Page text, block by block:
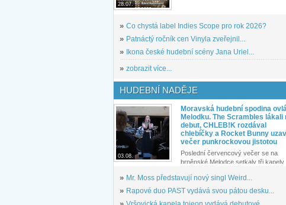
28.07.
» Co chystá label Indies Scope pro rok 2026?
» Patnáctý ročník cen Vinyla zveřejnil...
»
Ikona české hudební scény Jana Uriel...
» zobrazit více...
HUDEBNÍ NADĚJE
03.08.
Moravská hudební spodina
Melodku. The Scrambles lákali
debut, CHLEB!K rozdával
chlebíčky a Rocket Bunny
večer punkrockovou jistotou
Poslední červencový večer se na
brněnské Melodce setkaly tři kapely...
» Mr. Moss představují nový singl Weird...
» Rapové duo PAST vydává svou pátou desku...